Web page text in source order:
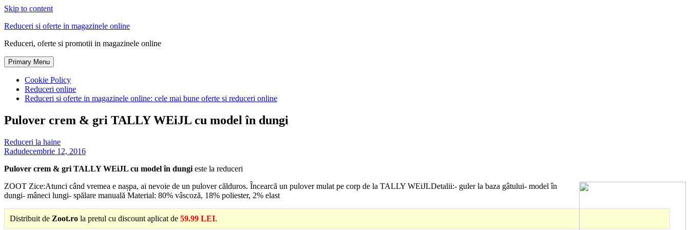
Skip to content
Reduceri si oferte in magazinele online
Reduceri, oferte si promotii in magazinele online
Primary Menu
Cookie Policy
Reduceri online
Reduceri si oferte in magazinele online: cele mai bune oferte si reduceri online
Pulover crem & gri TALLY WEiJL cu model în dungi
Reduceri la haine
Radudecembrie 12, 2016
Pulover crem & gri TALLY WEiJL cu model în dungi este la reduceri
ZOOT Zice:Atunci când vremea e nașpa, ai nevoie de un pulover călduros. Încearcă un pulover mulat pe corp de la TALLY WEiJLDetalii:- guler la baza gâtului- model în
dungi- mâneci lungi- spălare manuală Material: 80% vâscoză, 18% poliester, 2% elast
Distribuit de Zoot.ro la pretul cu discount aplicat de 59.99 LEI.